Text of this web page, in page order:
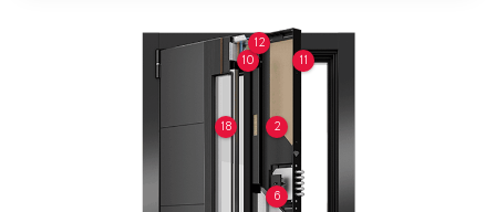
2
6
10 11
12
18